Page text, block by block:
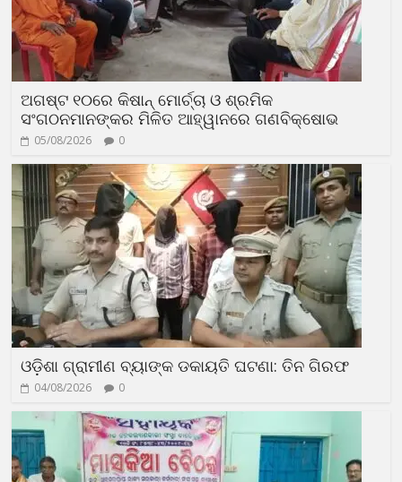
ଅଗଷ୍ଟ ୧୦ରେ କିଷାନ୍ ମୋର୍ଚ୍ଚା ଓ ଶ୍ରମିକ
ସଂଗଠନମାନଙ୍କର ମିଳିତ ଆହ୍ୱାନରେ ଗଣବିକ୍ଷୋଭ
05/08/2026 0
ଓଡ଼ିଶା ଗ୍ରାମୀଣ ବ୍ୟାଙ୍କ ଡକାୟତି ଘଟଣା: ତିନ ଗିରଫ
04/08/2026 0